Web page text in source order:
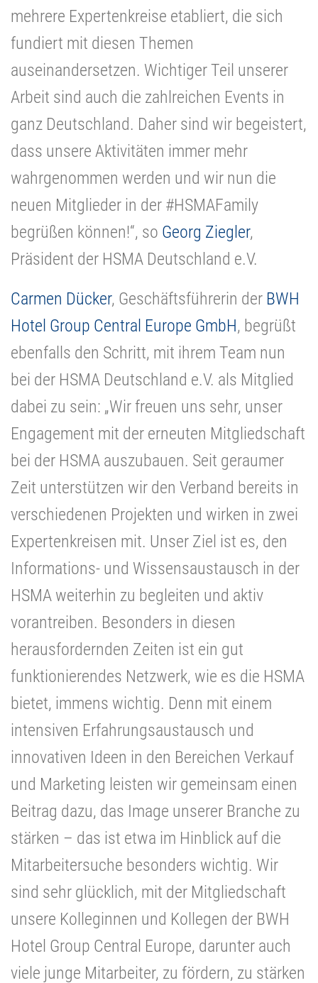
mehrere Expertenkreise etabliert, die sich
fundiert mit diesen Themen
auseinandersetzen. Wichtiger Teil unserer
Arbeit sind auch die zahlreichen Events in
ganz Deutschland. Daher sind wir begeistert,
dass unsere Aktivitäten immer mehr
wahrgenommen werden und wir nun die
neuen Mitglieder in der #HSMAFamily
begrüßen können!“, so Georg Ziegler,
Präsident der HSMA Deutschland e.V.
Carmen Dücker, Geschäftsführerin der BWH
Hotel Group Central Europe GmbH, begrüßt
ebenfalls den Schritt, mit ihrem Team nun
bei der HSMA Deutschland e.V. als Mitglied
dabei zu sein: „Wir freuen uns sehr, unser
Engagement mit der erneuten Mitgliedschaft
bei der HSMA auszubauen. Seit geraumer
Zeit unterstützen wir den Verband bereits in
verschiedenen Projekten und wirken in zwei
Expertenkreisen mit. Unser Ziel ist es, den
Informations- und Wissensaustausch in der
HSMA weiterhin zu begleiten und aktiv
vorantreiben. Besonders in diesen
herausfordernden Zeiten ist ein gut
funktionierendes Netzwerk, wie es die HSMA
bietet, immens wichtig. Denn mit einem
intensiven Erfahrungsaustausch und
innovativen Ideen in den Bereichen Verkauf
und Marketing leisten wir gemeinsam einen
Beitrag dazu, das Image unserer Branche zu
stärken – das ist etwa im Hinblick auf die
Mitarbeitersuche besonders wichtig. Wir
sind sehr glücklich, mit der Mitgliedschaft
unsere Kolleginnen und Kollegen der BWH
Hotel Group Central Europe, darunter auch
viele junge Mitarbeiter, zu fördern, zu stärken